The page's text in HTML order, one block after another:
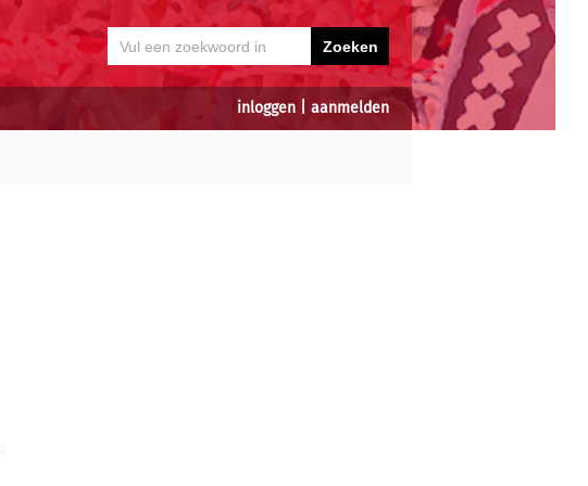
inloggen aanmelden